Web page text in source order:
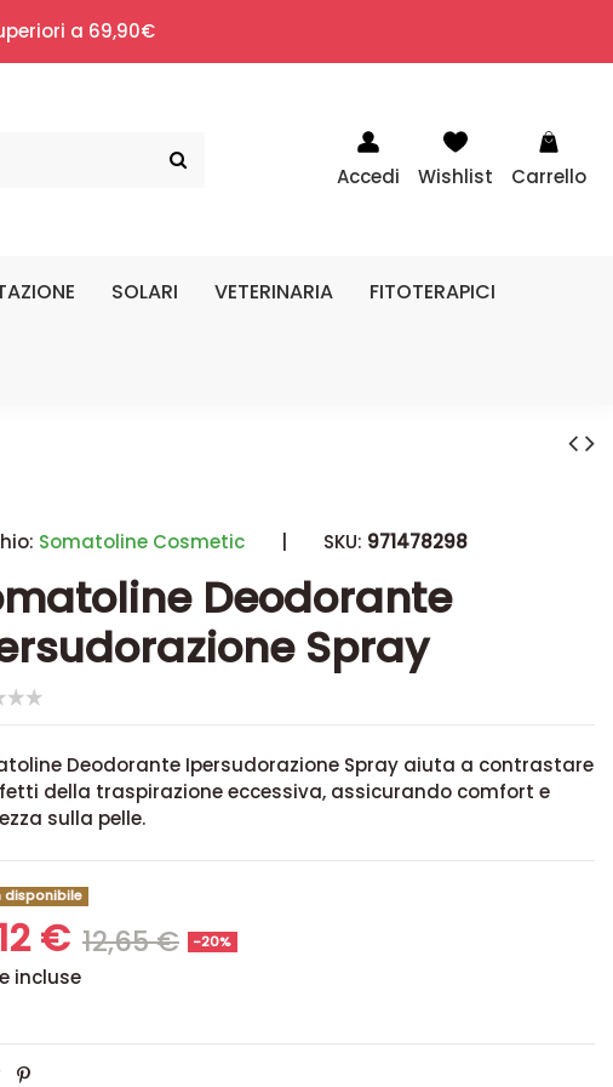
a 69,90€
Accedi Wishlist Carrello
SOLARI VETERINARIA FITOTERAPICI
Somatoline Cosmetic | SKU: 971478298
Deodorante
Spray
Deodorante Ipersudorazione Spray aiuta a contrastare
della traspirazione eccessiva, assicurando comfort e
sulla pelle.
disponibile
€ 12,65 € -20%
incluse